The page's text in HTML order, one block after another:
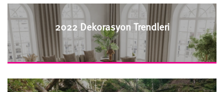
2022 Dekorasyon Trendleri